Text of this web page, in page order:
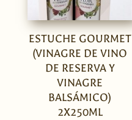
ESTUCHE GOURMET
(VINAGRE DE VINO
DE RESERVA Y
VINAGRE
BALSÁMICO)
2X250ML